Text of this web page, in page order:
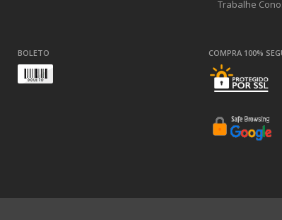
Trabalhe
BOLETO COMPRA 100%